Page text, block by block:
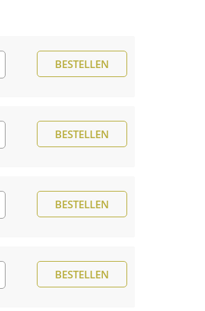
BESTELLEN
BESTELLEN
BESTELLEN
BESTELLEN